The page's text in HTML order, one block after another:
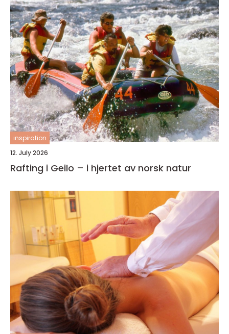
inspiration
12. July 2026
Rafting i Geilo – i hjertet av norsk natur